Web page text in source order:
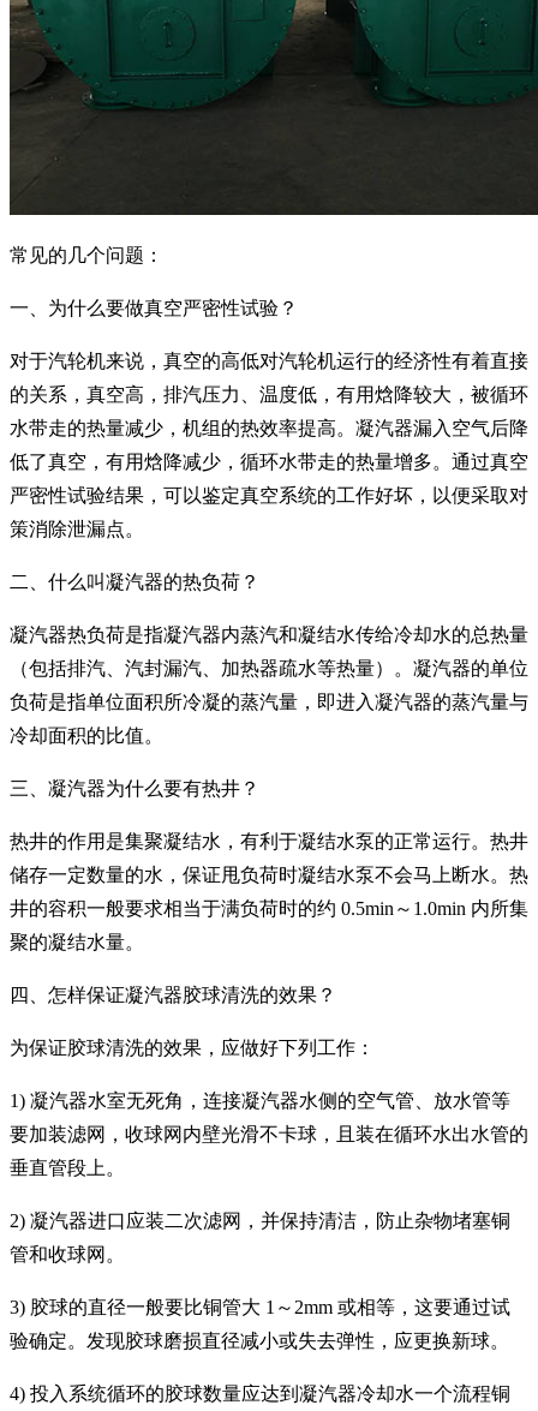
常见的几个问题：
一、为什么要做真空严密性试验？
对于汽轮机来说，真空的高低对汽轮机运行的经济性有着直接
的关系，真空高，排汽压力、温度低，有用焓降较大，被循环
水带走的热量减少，机组的热效率提高。凝汽器漏入空气后降
低了真空，有用焓降减少，循环水带走的热量增多。通过真空
严密性试验结果，可以鉴定真空系统的工作好坏，以便采取对
策消除泄漏点。
二、什么叫凝汽器的热负荷？
凝汽器热负荷是指凝汽器内蒸汽和凝结水传给冷却水的总热量
（包括排汽、汽封漏汽、加热器疏水等热量）。凝汽器的单位
负荷是指单位面积所冷凝的蒸汽量，即进入凝汽器的蒸汽量与
冷却面积的比值。
三、凝汽器为什么要有热井？
热井的作用是集聚凝结水，有利于凝结水泵的正常运行。热井
储存一定数量的水，保证甩负荷时凝结水泵不会马上断水。热
井的容积一般要求相当于满负荷时的约 0.5min～1.0min 内所集
聚的凝结水量。
四、怎样保证凝汽器胶球清洗的效果？
为保证胶球清洗的效果，应做好下列工作：
1) 凝汽器水室无死角，连接凝汽器水侧的空气管、放水管等
要加装滤网，收球网内壁光滑不卡球，且装在循环水出水管的
垂直管段上。
2) 凝汽器进口应装二次滤网，并保持清洁，防止杂物堵塞铜
管和收球网。
3) 胶球的直径一般要比铜管大 1～2mm 或相等，这要通过试
验确定。发现胶球磨损直径减小或失去弹性，应更换新球。
4) 投入系统循环的胶球数量应达到凝汽器冷却水一个流程铜